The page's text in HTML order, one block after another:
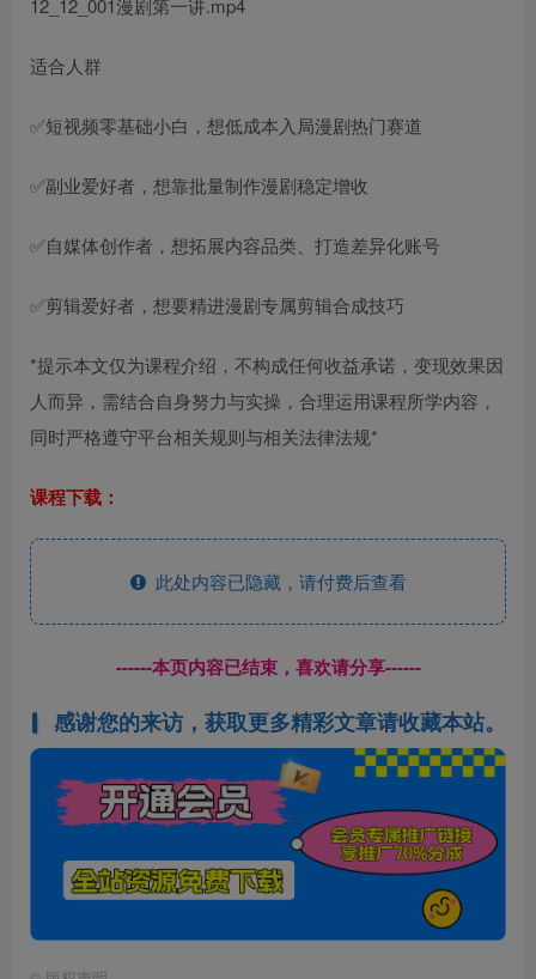
12_12_001漫剧第一讲.mp4
适合人群
✅短视频零基础小白，想低成本入局漫剧热门赛道
✅副业爱好者，想靠批量制作漫剧稳定增收
✅自媒体创作者，想拓展内容品类、打造差异化账号
✅剪辑爱好者，想要精进漫剧专属剪辑合成技巧
*提示本文仅为课程介绍，不构成任何收益承诺，变现效果因
人而异，需结合自身努力与实操，合理运用课程所学内容，
同时严格遵守平台相关规则与相关法律法规*
课程下载：
此处内容已隐藏，请付费后查看
------本页内容已结束，喜欢请分享------
感谢您的来访，获取更多精彩文章请收藏本站。